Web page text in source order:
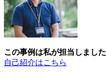
この事例は私が担当しました
自己紹介はこちら